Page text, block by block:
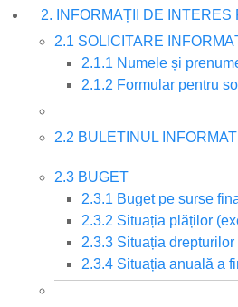
2. INFORMAȚII DE INTERES
2.1 SOLICITARE
2.1.1 Numele și
2.1.2 Formular pentru
2.2 BULETINUL
2.3 BUGET
2.3.1 Buget pe surse
2.3.2 Situația plăților
2.3.3 Situația
2.3.4 Situația anuală a